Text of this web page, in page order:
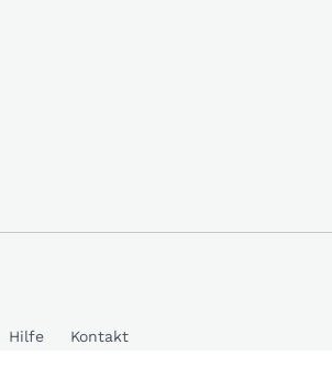
Hilfe Kontakt